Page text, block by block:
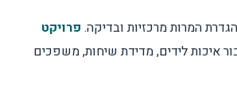
המרות מרכזיות ובדיקה. פרויקט
איכות לידים, מדידת שיחות, משפכים